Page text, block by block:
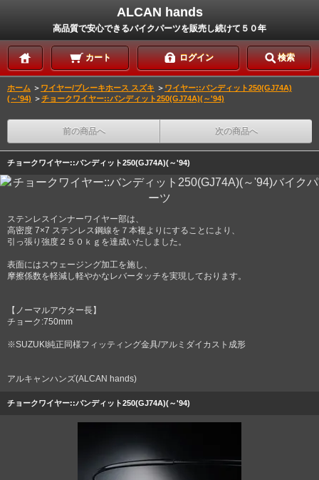
ALCAN hands
高品質で安心できるバイクパーツを販売し続けて５０年
カート ログイン 検索
ホーム ＞ ワイヤー/ブレーキホース スズキ ＞ ワイヤー::バンディット250(GJ74A)
(～'94) ＞チョークワイヤー::バンディット250(GJ74A)(～'94)
前の商品へ 次の商品へ
チョークワイヤー::バンディット250(GJ74A)(～'94)
ステンレスインナーワイヤー部は、
高密度 7×7 ステンレス鋼線を７本複よりにすることにより、
引っ張り強度２５０ｋｇを達成いたしました。
表面にはスウェージング加工を施し、
摩擦係数を軽減し軽やかなレバータッチを実現しております。
【ノーマルアウター長】
チョーク:750mm
※SUZUKI純正同様フィッティング金具/アルミダイカスト成形
アルキャンハンズ(ALCAN hands)
チョークワイヤー::バンディット250(GJ74A)(～'94)